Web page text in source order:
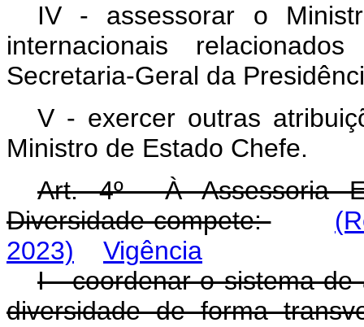
IV - assessorar o
internacionais
Secretaria-Geral da
V - exercer outras
Ministro de Estado Chefe.
Art. 4º À Assessoria
Diversidade compete:
2023)
Vigência
I - coordenar o sistema de
diversidade de forma